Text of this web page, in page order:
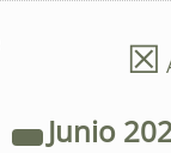
☒
Junio